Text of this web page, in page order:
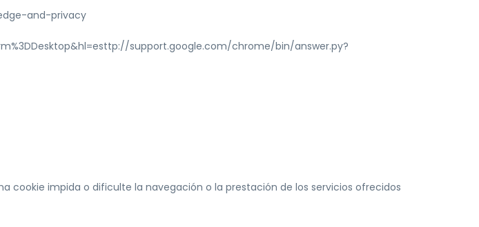
and-privacy
support.google.com/chrome/bin/answer.py?
cookie impida o dificulte la navegación o la prestación de los servicios ofrecidos